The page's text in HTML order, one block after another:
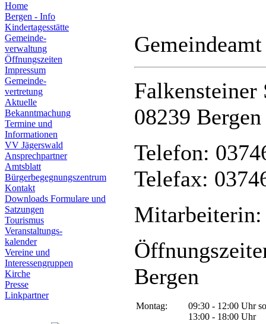
Home
Bergen - Info
Kindertagesstätte
Gemeinde-
verwaltung
Öffnungszeiten
Impressum
Gemeinde-
vertretung
Aktuelle
Bekanntmachung
Termine und
Informationen
VV Jägerswald
Ansprechpartner
Amtsblatt
Bürgerbegegnungszentrum
Kontakt
Downloads Formulare und
Satzungen
Tourismus
Veranstaltungs-
kalender
Vereine und
Interessen­gruppen
Kirche
Presse
Linkpartner
Falkensteiner
08239 Bergen
Telefon:
Telefax:
Mitarbeiterin:
Bergen
Montag:
09:30 - 12:00 Uhr
13:00 - 18:00 Uhr